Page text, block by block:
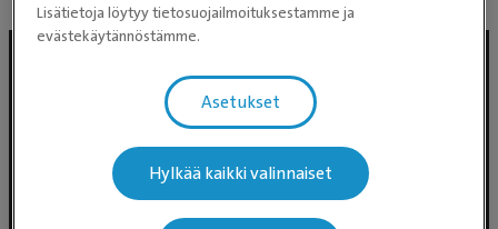
Lisätietoja löytyy tietosuojailmoituksestamme ja
evästekäytännöstämme.
Asetukset
Hylkää kaikki valinnaiset